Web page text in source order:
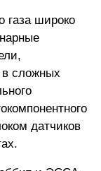
газа широко
сложных
датчиков